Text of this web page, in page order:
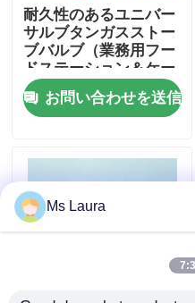
工場旅行
品質管理
ニュース
場合
耐久性のあるユニバー
サルブタンガスストー
ブバルブ（業務用フー
ドステーション＆ケー
タリング向け、信頼性
の高い漏れ防止設計）
お問い合わせを送信
Ms Laura